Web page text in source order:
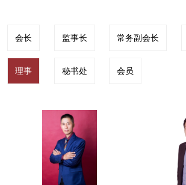
会长 监事长 常务副会长
理事 秘书处 会员